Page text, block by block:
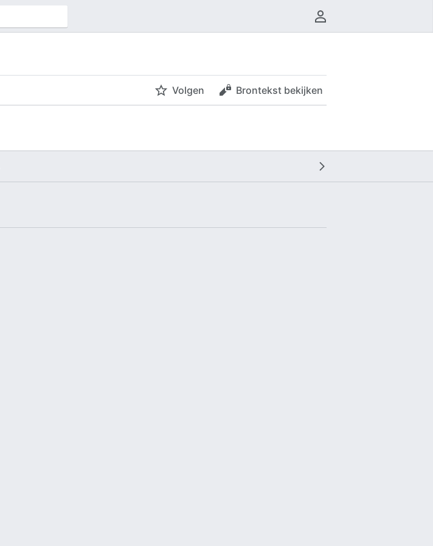
Gebruikersmenu
Volgen Brontekst bekijken